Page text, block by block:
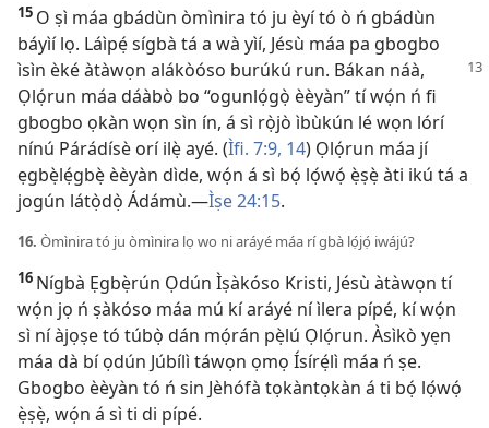
15 O ṣì máa gbádùn òmìnira tó ju èyí tó ò ń gbádùn
báyìí lọ. Láìpẹ́ sígbà tá a wà yìí, Jésù máa pa gbogbo
ìsìn èké àtàwọn alákòóso burúkú run. Bákan náà,
Ọlọ́run máa dáàbò bo “ogunlọ́gọ̀ èèyàn” tí wọ́n ń fi
gbogbo ọkàn wọn sìn ín, á sì rọ̀jò ìbùkún lé wọn lórí
nínú Párádísè orí ilẹ̀ ayé. (Ìfi. 7:​9, 14) Ọlọ́run máa jí
ẹgbẹ̀lẹ́gbẹ̀ èèyàn dìde, wọ́n á sì bọ́ lọ́wọ́ ẹ̀ṣẹ̀ àti ikú tá a
jogún látọ̀dọ̀ Ádámù.​—Ìṣe 24:15.
16. Òmìnira tó ju òmìnira lọ wo ni aráyé máa rí gbà lọ́jọ́ iwájú?
16 Nígbà Ẹgbẹ̀rún Ọdún Ìṣàkóso Kristi, Jésù àtàwọn tí
wọ́n jọ ń ṣàkóso máa mú kí aráyé ní ìlera pípé, kí wọ́n
sì ní àjọṣe tó túbọ̀ dán mọ́rán pẹ̀lú Ọlọ́run. Àsìkò yẹn
máa dà bí ọdún Júbílì táwọn ọmọ Ísírẹ́lì máa ń ṣe.
Gbogbo èèyàn tó ń sin Jèhófà tọkàntọkàn á ti bọ́ lọ́wọ́
ẹ̀ṣẹ̀, wọ́n á sì ti di pípé.